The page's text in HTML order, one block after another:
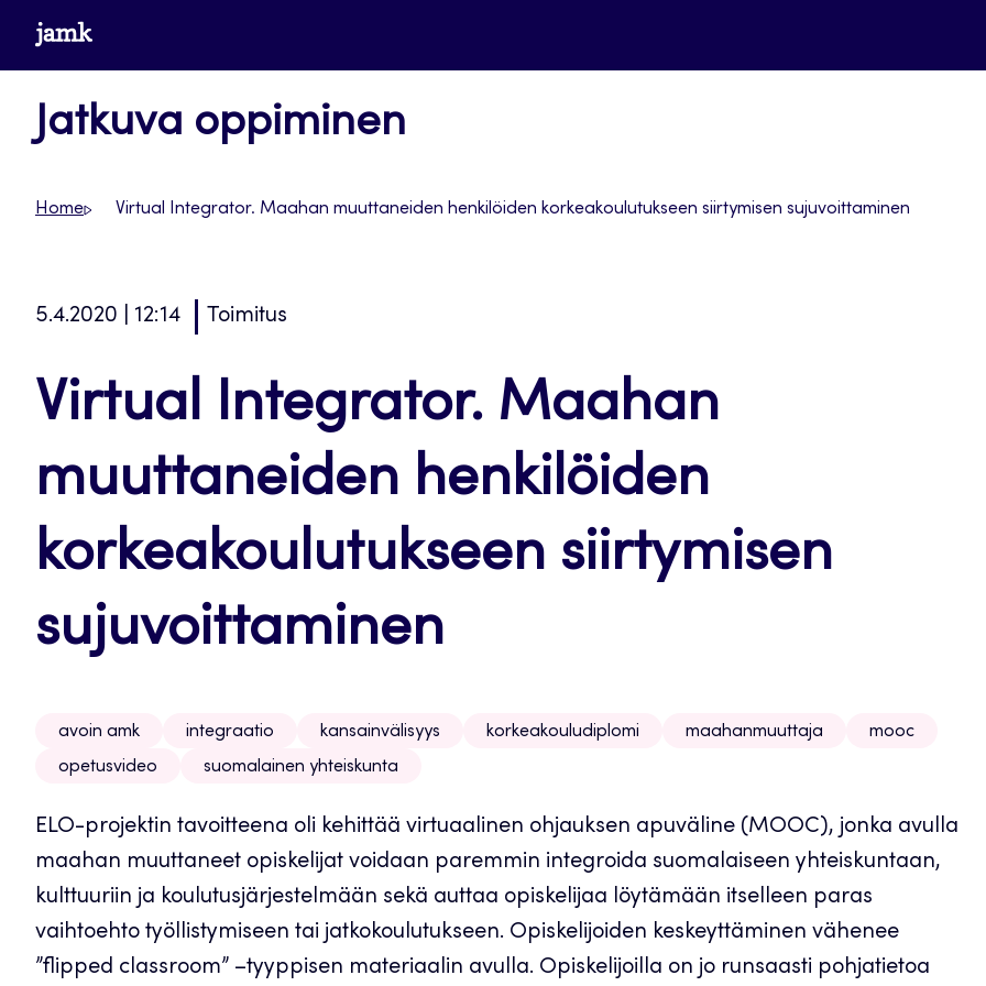
Siirrywww.jamk.fi
Jatkuva oppiminen
Home Virtual Integrator. Maahan muuttaneiden henkilöiden korkeakoulutukseen siirtymisen sujuvoittaminen
5.4.2020 | 12:14 Toimitus
Virtual Integrator. Maahan
muuttaneiden henkilöiden
korkeakoulutukseen siirtymisen
sujuvoittaminen
avoin amk integraatio kansainvälisyys korkeakouludiplomi maahanmuuttaja
mooc
opetusvideo
suomalainen yhteiskunta
ELO-projektin tavoitteena oli kehittää virtuaalinen ohjauksen apuväline (MOOC), jonka avulla
maahan muuttaneet opiskelijat voidaan paremmin integroida suomalaiseen yhteiskuntaan,
kulttuuriin ja koulutusjärjestelmään sekä auttaa opiskelijaa löytämään itselleen paras
vaihtoehto työllistymiseen tai jatkokoulutukseen. Opiskelijoiden keskeyttäminen vähenee
”flipped classroom” –tyyppisen materiaalin avulla. Opiskelijoilla on jo runsaasti pohjatietoa